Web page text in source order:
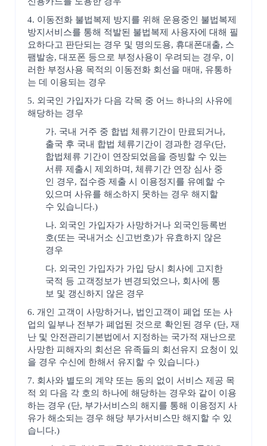
4. 이동전화 불법복제 방지를 위해 운용중인 불법복제
방지서비스를 통해 적발된 불법복제 사용자에 대해 필
요하다고 판단되는 경우 및 명의도용, 휴대폰대출, 스
팸발송, 대포폰 등으로 부정사용이 우려되는 경우, 이
러한 부정사용 목적의 이동전화 회선을 매매, 유통하
는 데 이용되는 경우
5. 외국인 가입자가 다음 각목 중 어느 하나의 사유에
해당하는 경우
가. 국내 거주 중 합법 체류기간이 만료되거나,
출국 후 국내 합법 체류기간이 경과한 경우(단,
합법체류 기간이 연장되었음을 증빙할 수 있는
서류 제출시 제외하며, 체류기간 연장 심사 중
인 경우, 접수증 제출 시 이용정지를 유예할 수
있으며 사유를 해소하지 못하는 경우 해지할
수 있습니다.)
나. 외국인 가입자가 사망하거나 외국인등록번
호(또는 국내거소 신고번호)가 유효하지 않은
경우
다. 외국인 가입자가 가입 당시 회사에 고지한
국적 등 고객정보가 변경되었으나, 회사에 통
보 및 갱신하지 않은 경우
6. 개인 고객이 사망하거나, 법인고객이 폐업 또는 사
업의 일부나 전부가 폐업된 것으로 확인된 경우 (단, 재
난 및 안전관리기본법에서 지정하는 국가적 재난으로
사망한 피해자의 회선은 유족들의 회선유지 요청이 있
을 경우 수신에 한해서 유지할 수 있습니다.)
7. 회사와 별도의 계약 또는 동의 없이 서비스 제공 목
적 외 다음 각 호의 하나에 해당하는 경우와 같이 이용
하는 경우 (단, 부가서비스의 해지를 통해 이용정지 사
유가 해소되는 경우 해당 부가서비스만 해지할 수 있
습니다.)